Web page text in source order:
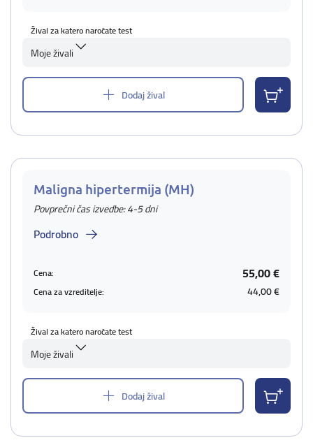
Žival za katero naročate test
Moje živali
Dodaj žival
Maligna hipertermija (MH)
Povprečni čas izvedbe: 4-5 dni
Podrobno
Cena: 55,00 €
Cena za vzreditelje: 44,00 €
Žival za katero naročate test
Moje živali
Dodaj žival